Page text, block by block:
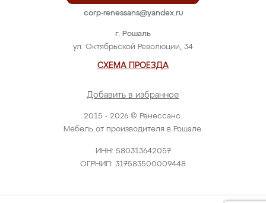
2015 - 2026 © Ренессанс.
Мебель от производителя в Рошале.
ИНН: 580313642057
ОГРНИП: 317583500009448
г. Рошаль
ул. Октябрьской Революции, 34
СХЕМА ПРОЕЗДА
Добавить в избранное
corp-renessans@yandex.ru